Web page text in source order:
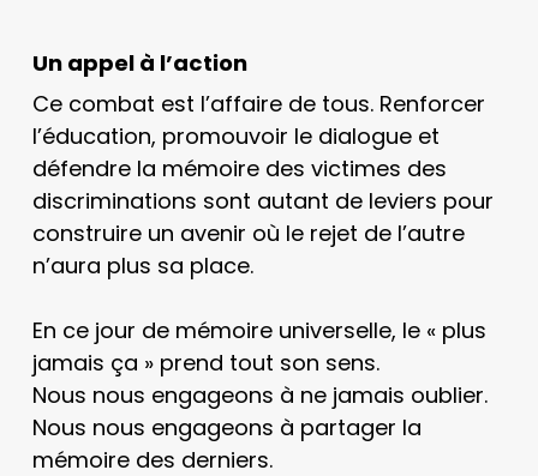
Un appel à l’action
Ce combat est l’affaire de tous. Renforcer
l’éducation, promouvoir le dialogue et
défendre la mémoire des victimes des
discriminations sont autant de leviers pour
construire un avenir où le rejet de l’autre
n’aura plus sa place.
En ce jour de mémoire universelle, le « plus
jamais ça » prend tout son sens.
Nous nous engageons à ne jamais oublier.
Nous nous engageons à partager la
mémoire des derniers.